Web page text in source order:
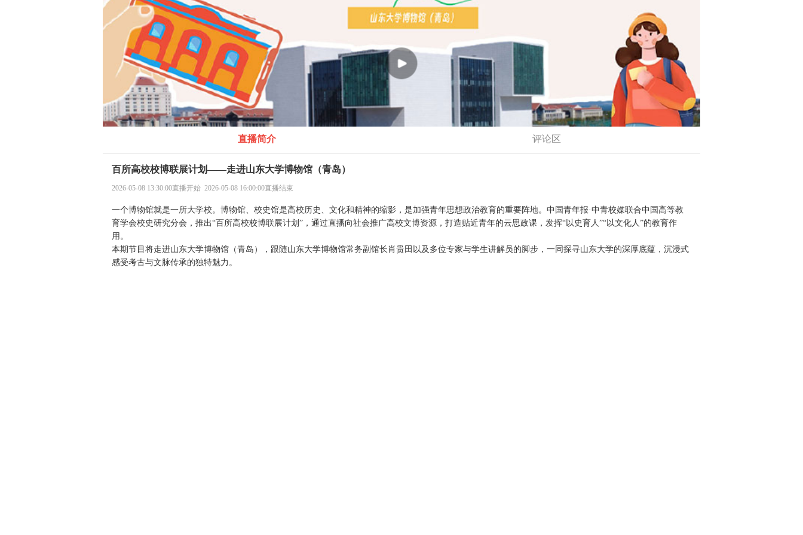
直播简介 评论区
百所高校校博联展计划——走进山东大学博物馆（青岛）
2026-05-08 13:30:00直播开始 2026-05-08 16:00:00直播结束
一个博物馆就是一所大学校。博物馆、校史馆是高校历史、文化和精神的缩影，是加强青年思想政治教育的重要阵地。中国青年报·中青校媒联合中国高等教
育学会校史研究分会，推出“百所高校校博联展计划”，通过直播向社会推广高校文博资源，打造贴近青年的云思政课，发挥“以史育人”“以文化人”的教育作
用。
本期节目将走进山东大学博物馆（青岛），跟随山东大学博物馆常务副馆长肖贵田以及多位专家与学生讲解员的脚步，一同探寻山东大学的深厚底蕴，沉浸式
感受考古与文脉传承的独特魅力。